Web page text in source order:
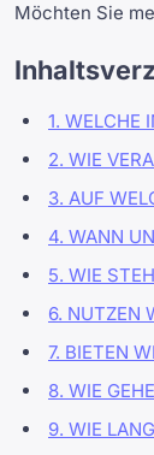
Möchten Sie
1. WELCHE
2. WIE
3. AUF
4. WANN
5. WIE
6. NUTZEN
7. BIETEN
8. WIE
9. WIE